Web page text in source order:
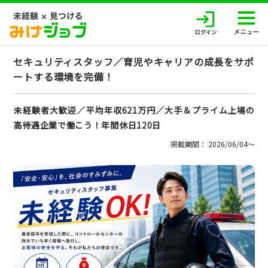
セキュリティスタッフ／育児やキャリアの成長をサポ
ートする環境を完備！
未経験者大歓迎／平均年収621万円／大手＆プライム上場の
高待遇企業で働こう！年間休日120日
掲載期間： 2026/06/04〜